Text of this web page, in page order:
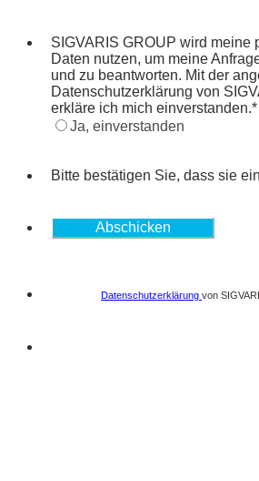
SIGVARIS GROUP wird meine
Daten nutzen, um meine
und zu beantworten. Mit der
Datenschutzerklärung von
erkläre ich mich einverstanden.*
Ja, einverstanden
Bitte bestätigen Sie, dass sie
Abschicken
Datenschutzerklärung von